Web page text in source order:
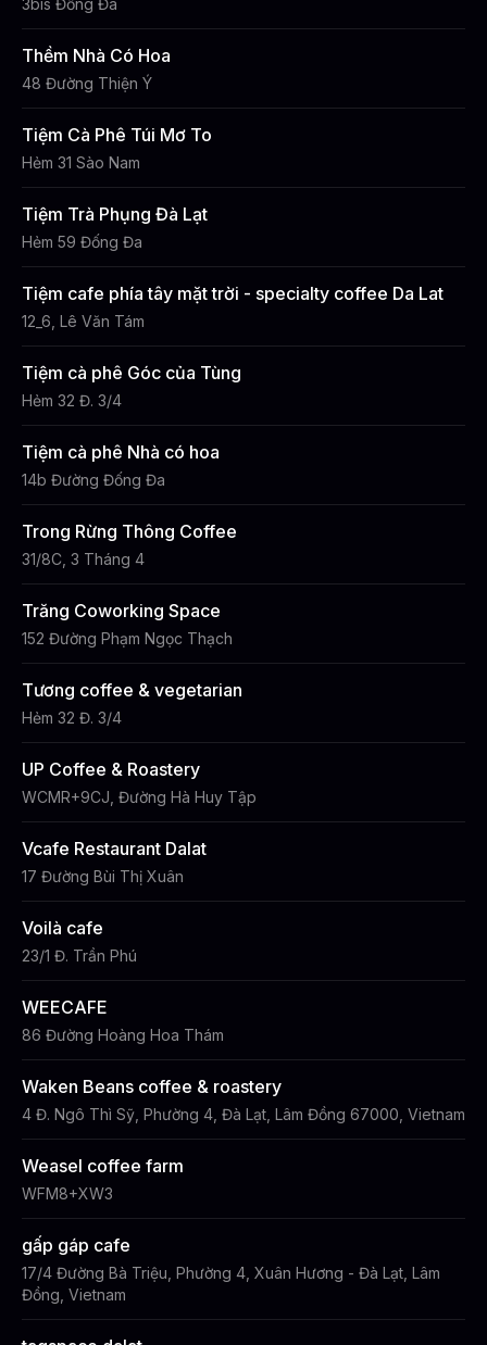
3bis Đống Đa
Thềm Nhà Có Hoa
48 Đường Thiện Ý
Tiệm Cà Phê Túi Mơ To
Hẻm 31 Sào Nam
Tiệm Trà Phụng Đà Lạt
Hẻm 59 Đống Đa
Tiệm cafe phía tây mặt trời - specialty coffee Da Lat
12_6, Lê Văn Tám
Tiệm cà phê Góc của Tùng
Hẻm 32 Đ. 3/4
Tiệm cà phê Nhà có hoa
14b Đường Đống Đa
Trong Rừng Thông Coffee
31/8C, 3 Tháng 4
Trăng Coworking Space
152 Đường Phạm Ngọc Thạch
Tương coffee & vegetarian
Hẻm 32 Đ. 3/4
UP Coffee & Roastery
WCMR+9CJ, Đường Hà Huy Tập
Vcafe Restaurant Dalat
17 Đường Bùi Thị Xuân
Voilà cafe
23/1 Đ. Trần Phú
WEECAFE
86 Đường Hoàng Hoa Thám
Waken Beans coffee & roastery
4 Đ. Ngô Thì Sỹ, Phường 4, Đà Lạt, Lâm Đồng 67000, Vietnam
Weasel coffee farm
WFM8+XW3
gấp gáp cafe
17/4 Đường Bà Triệu, Phường 4, Xuân Hương - Đà Lạt, Lâm
Đồng, Vietnam